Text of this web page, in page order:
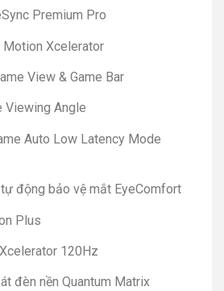
Premium Pro
Motion Xcelerator
View & Game Bar
Viewing Angle
Auto Low Latency Mode
động bảo vệ mắt EyeComfort
Plus
120Hz
đèn nền Quantum Matrix